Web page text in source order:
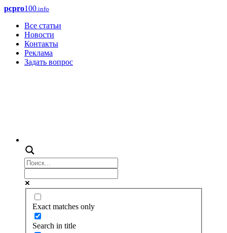
pcpro100.info
Все статьи
Новости
Контакты
Реклама
Задать вопрос
Exact matches only
Search in title